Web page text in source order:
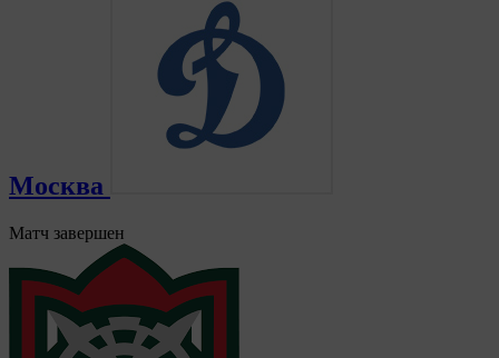
Москва
Матч завершен